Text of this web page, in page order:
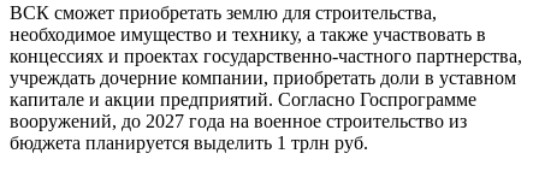
ВСК сможет приобретать землю для строительства,
необходимое имущество и технику, а также участвовать в
концессиях и проектах государственно-частного партнерства,
учреждать дочерние компании, приобретать доли в уставном
капитале и акции предприятий. Согласно Госпрограмме
вооружений, до 2027 года на военное строительство из
бюджета планируется выделить 1 трлн руб.